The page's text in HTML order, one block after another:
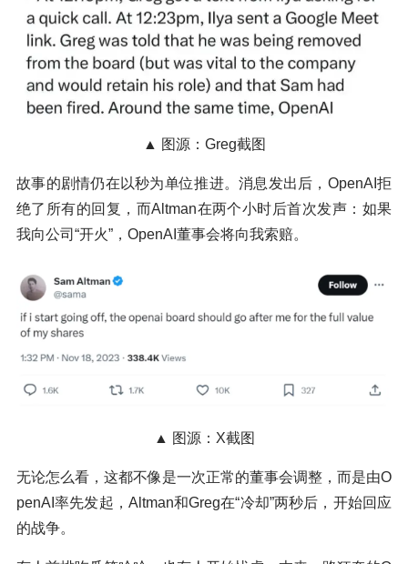
▲ 图源：Greg截图
故事的剧情仍在以秒为单位推进。消息发出后，OpenAI拒
绝了所有的回复，而Altman在两个小时后首次发声：如果
我向公司“开火”，OpenAI董事会将向我索赔。
▲ 图源：X截图
无论怎么看，这都不像是一次正常的董事会调整，而是由O
penAI率先发起，Altman和Greg在“冷却”两秒后，开始回应
的战争。